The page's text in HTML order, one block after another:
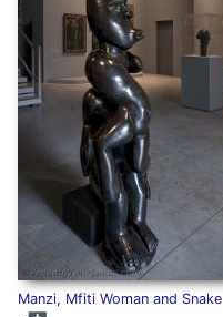
Manzi, Mfiti Woman and Snake